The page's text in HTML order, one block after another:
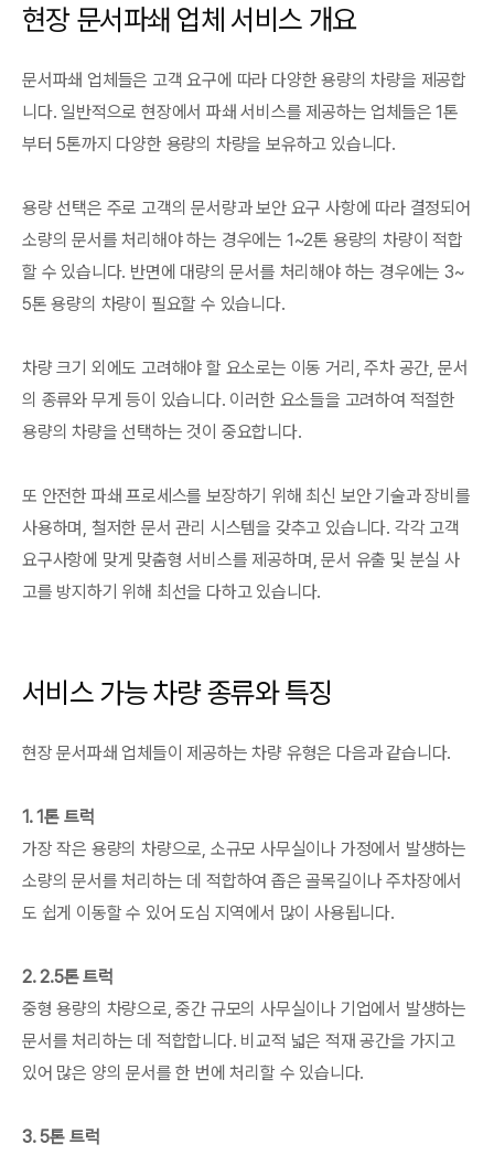
현장 문서파쇄 업체 서비스 개요
문서파쇄 업체들은 고객 요구에 따라 다양한 용량의 차량을 제공합
니다. 일반적으로 현장에서 파쇄 서비스를 제공하는 업체들은 1톤
부터 5톤까지 다양한 용량의 차량을 보유하고 있습니다.
용량 선택은 주로 고객의 문서량과 보안 요구 사항에 따라 결정되어
소량의 문서를 처리해야 하는 경우에는 1~2톤 용량의 차량이 적합
할 수 있습니다. 반면에 대량의 문서를 처리해야 하는 경우에는 3~
5톤 용량의 차량이 필요할 수 있습니다.
차량 크기 외에도 고려해야 할 요소로는 이동 거리, 주차 공간, 문서
의 종류와 무게 등이 있습니다. 이러한 요소들을 고려하여 적절한
용량의 차량을 선택하는 것이 중요합니다.
또 안전한 파쇄 프로세스를 보장하기 위해 최신 보안 기술과 장비를
사용하며, 철저한 문서 관리 시스템을 갖추고 있습니다. 각각 고객
요구사항에 맞게 맞춤형 서비스를 제공하며, 문서 유출 및 분실 사
고를 방지하기 위해 최선을 다하고 있습니다.
서비스 가능 차량 종류와 특징
현장 문서파쇄 업체들이 제공하는 차량 유형은 다음과 같습니다.
1. 1톤 트럭
가장 작은 용량의 차량으로, 소규모 사무실이나 가정에서 발생하는
소량의 문서를 처리하는 데 적합하여 좁은 골목길이나 주차장에서
도 쉽게 이동할 수 있어 도심 지역에서 많이 사용됩니다.
2. 2.5톤 트럭
중형 용량의 차량으로, 중간 규모의 사무실이나 기업에서 발생하는
문서를 처리하는 데 적합합니다. 비교적 넓은 적재 공간을 가지고
있어 많은 양의 문서를 한 번에 처리할 수 있습니다.
3. 5톤 트럭